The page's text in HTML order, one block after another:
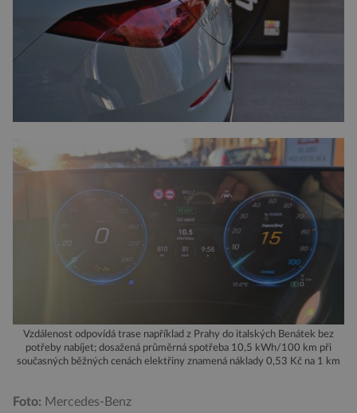
Vzdálenost odpovídá trase například z Prahy do italských Benátek bez
potřeby nabíjet; dosažená průměrná spotřeba 10,5 kWh/100 km při
současných běžných cenách elektřiny znamená náklady 0,53 Kč na 1 km
Foto: Mercedes-Benz